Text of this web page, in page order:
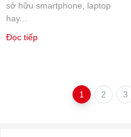
sở hữu smartphone, laptop
hay...
Đọc tiếp
1 2 3